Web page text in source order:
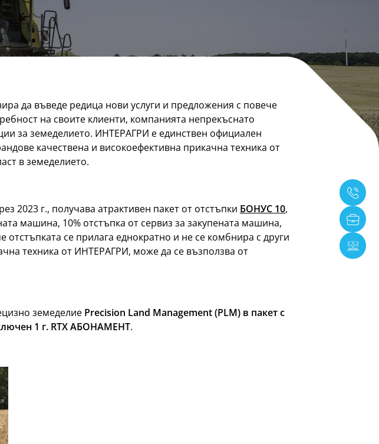
да въведе редица нови услуги и предложения с повече
на своите клиенти, компанията непрекъснато
за земеделието. ИНТЕРАГРИ е единствен официален
качествена и високоефективна прикачна техника от
в земеделието.
2023 г., получава атрактивен пакет от отстъпки БОНУС 10,
машина, 10% отстъпка от сервиз за закупената машина,
се прилага еднократно и не се комбнира с други
техника от ИНТЕРАГРИ, може да се възползва от
земеделие Precision Land Management (PLM) в пакет с
1 г. RTX АБОНАМЕНТ.